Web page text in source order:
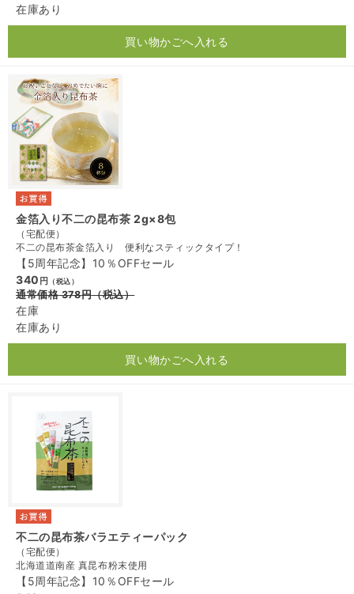
在庫あり
買い物かごへ入れる
金箔入り不二の昆布茶 2g×8包
（宅配便）
不二の昆布茶金箔入り 便利なスティックタイプ！
【5周年記念】10％OFFセール
340 円 （税込）
通常価格378円（税込）
在庫
在庫あり
買い物かごへ入れる
不二の昆布茶バラエティーパック
（宅配便）
北海道道南産 真昆布粉末使用
【5周年記念】10％OFFセール